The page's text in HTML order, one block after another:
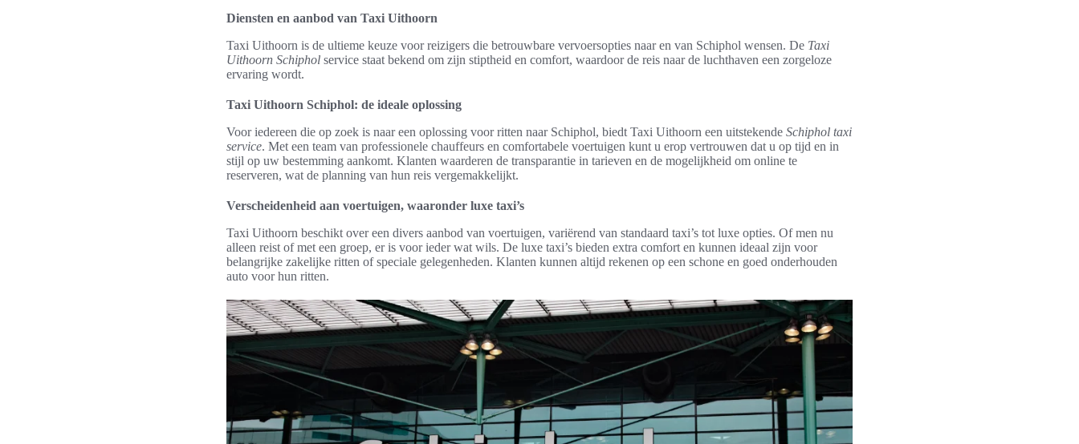
Diensten en aanbod van Taxi Uithoorn
Taxi Uithoorn is de ultieme keuze voor reizigers die betrouwbare vervoersopties naar en van Schiphol wensen. De Taxi
Uithoorn Schiphol service staat bekend om zijn stiptheid en comfort, waardoor de reis naar de luchthaven een zorgeloze
ervaring wordt.
Taxi Uithoorn Schiphol: de ideale oplossing
Voor iedereen die op zoek is naar een oplossing voor ritten naar Schiphol, biedt Taxi Uithoorn een uitstekende Schiphol taxi
service. Met een team van professionele chauffeurs en comfortabele voertuigen kunt u erop vertrouwen dat u op tijd en in
stijl op uw bestemming aankomt. Klanten waarderen de transparantie in tarieven en de mogelijkheid om online te
reserveren, wat de planning van hun reis vergemakkelijkt.
Verscheidenheid aan voertuigen, waaronder luxe taxi’s
Taxi Uithoorn beschikt over een divers aanbod van voertuigen, variërend van standaard taxi’s tot luxe opties. Of men nu
alleen reist of met een groep, er is voor ieder wat wils. De luxe taxi’s bieden extra comfort en kunnen ideaal zijn voor
belangrijke zakelijke ritten of speciale gelegenheden. Klanten kunnen altijd rekenen op een schone en goed onderhouden
auto voor hun ritten.